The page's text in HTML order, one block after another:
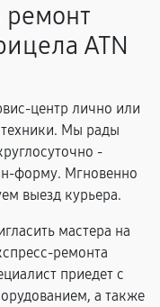
ATN
центр лично или
техники. Мы рады
-
форму. Мгновенно
выезд курьера.
мастера на
ремонта
приедет с
а также